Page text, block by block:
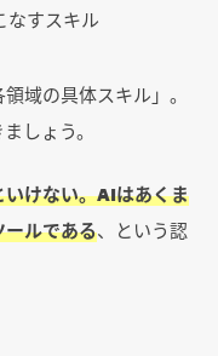
すスキル
域の具体スキル」。
しょう。
けない。AIはあくま
ルである、という認